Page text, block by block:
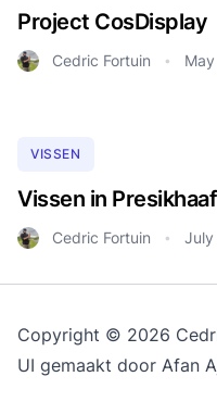
Project CosDisplay
Cedric Fortuin •
VISSEN
Vissen in Presikhaaf
Cedric Fortuin • July
Copyright © 2026
UI gemaakt door Afan